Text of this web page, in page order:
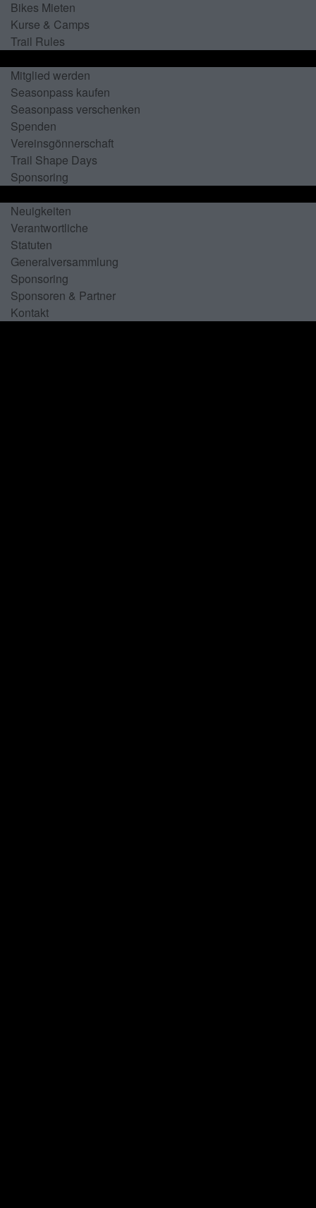
Bikes Mieten
Kurse & Camps
Trail Rules
Mitglied werden
Seasonpass kaufen
Seasonpass verschenken
Spenden
Vereinsgönnerschaft
Trail Shape Days
Sponsoring
Neuigkeiten
Verantwortliche
Statuten
Generalversammlung
Sponsoring
Sponsoren & Partner
Kontakt